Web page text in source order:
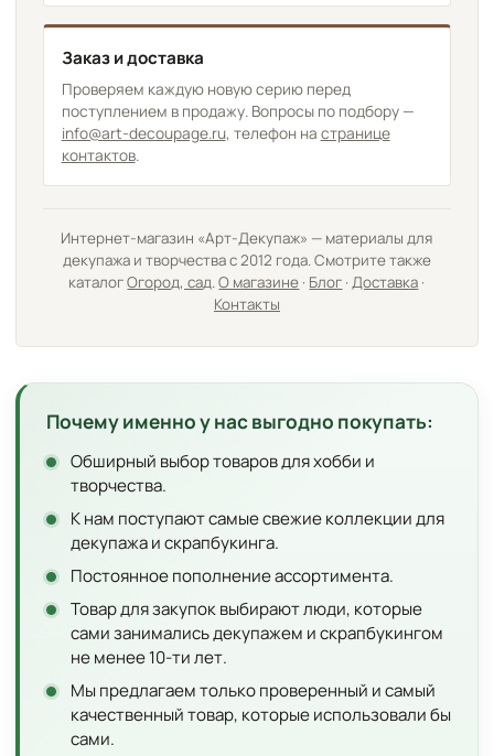
Заказ и доставка
Проверяем каждую новую серию перед
поступлением в продажу. Вопросы по подбору —
info@art-decoupage.ru, телефон на странице
контактов.
Интернет-магазин «Арт-Декупаж» — материалы для
декупажа и творчества с 2012 года. Смотрите также
каталогОгород, сад.О магазине · Блог ·Доставка ·
Контакты
Почему именно у нас выгодно покупать:
Обширный выбор товаров для хобби и
творчества.
К нам поступают самые свежие коллекции для
декупажа и скрапбукинга.
Постоянное пополнение ассортимента.
Товар для закупок выбирают люди, которые
сами занимались декупажем и скрапбукингом
не менее 10-ти лет.
Мы предлагаем только проверенный и самый
качественный товар, которые использовали бы
сами.